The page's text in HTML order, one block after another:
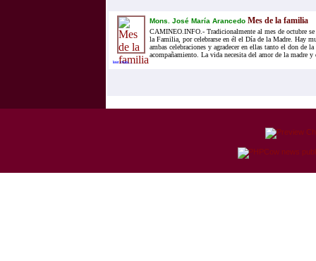
Mons. José María Arancedo Mes de la familia
CAMINEO.INFO.- Tradicionalmente al mes de octubre
la Familia, por celebrarse en él el Día de la Madre. Hay
ambas celebraciones y agradecer en ellas tanto el don de
acompañamiento. La vida necesita del amor de la madre
leer mas...